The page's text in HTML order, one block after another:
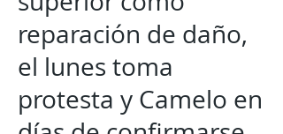
reparación de daño,
el lunes toma
protesta y Camelo en